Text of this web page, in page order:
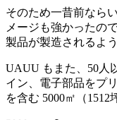
そのため一昔前なら
メージも強かったの
製品が製造されるよ
UAUU もまた、50人
イン、電子部品をプ
を含む 5000㎡（1512